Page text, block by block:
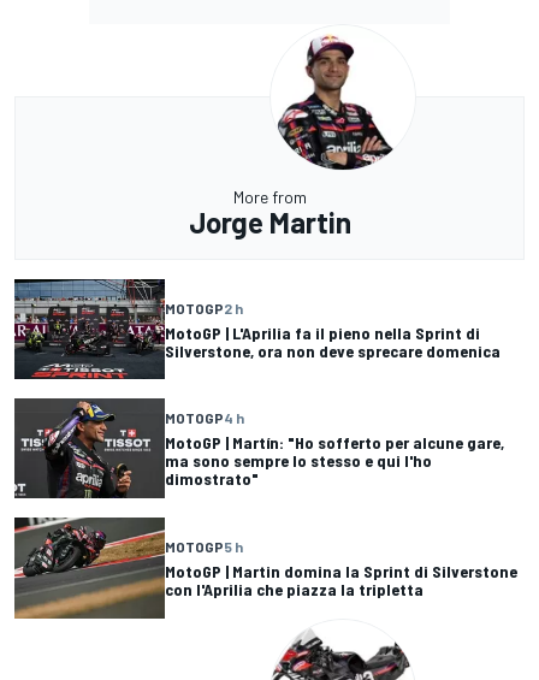
More from
Jorge Martin
MOTOGP2 h
MotoGP | L'Aprilia fa il pieno nella Sprint di
Silverstone, ora non deve sprecare domenica
MOTOGP4 h
MotoGP | Martín: "Ho sofferto per alcune gare,
ma sono sempre lo stesso e qui l'ho
dimostrato"
MOTOGP5 h
MotoGP | Martin domina la Sprint di Silverstone
con l'Aprilia che piazza la tripletta